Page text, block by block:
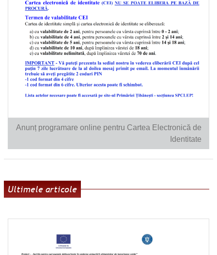
Anunț programare online pentru Cartea Electronică de
Identitate
Ultimele articole